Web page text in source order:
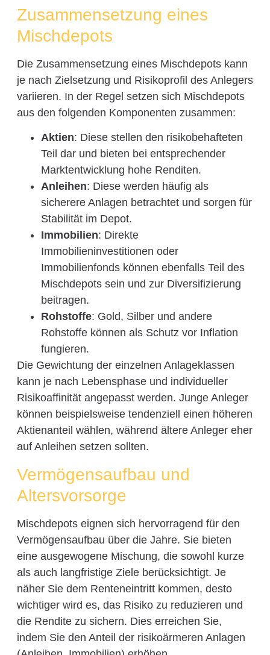
Zusammensetzung eines
Mischdepots
Die Zusammensetzung eines Mischdepots kann
je nach Zielsetzung und Risikoprofil des Anlegers
variieren. In der Regel setzen sich Mischdepots
aus den folgenden Komponenten zusammen:
Aktien: Diese stellen den risikobehafteten
Teil dar und bieten bei entsprechender
Marktentwicklung hohe Renditen.
Anleihen: Diese werden häufig als
sicherere Anlagen betrachtet und sorgen für
Stabilität im Depot.
Immobilien: Direkte
Immobilieninvestitionen oder
Immobilienfonds können ebenfalls Teil des
Mischdepots sein und zur Diversifizierung
beitragen.
Rohstoffe: Gold, Silber und andere
Rohstoffe können als Schutz vor Inflation
fungieren.
Die Gewichtung der einzelnen Anlageklassen
kann je nach Lebensphase und individueller
Risikoaffinität angepasst werden. Junge Anleger
können beispielsweise tendenziell einen höheren
Aktienanteil wählen, während ältere Anleger eher
auf Anleihen setzen sollten.
Vermögensaufbau und
Altersvorsorge
Mischdepots eignen sich hervorragend für den
Vermögensaufbau über die Jahre. Sie bieten
eine ausgewogene Mischung, die sowohl kurze
als auch langfristige Ziele berücksichtigt. Je
näher Sie dem Renteneintritt kommen, desto
wichtiger wird es, das Risiko zu reduzieren und
die Rendite zu sichern. Dies erreichen Sie,
indem Sie den Anteil der risikoärmeren Anlagen